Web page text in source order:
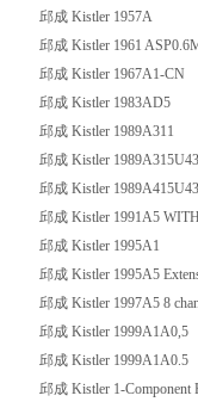
邱成 Kistler 1957A
邱成 Kistler 1961
邱成 Kistler 1967A1-CN
邱成 Kistler 1983AD5
邱成 Kistler 1989A311
邱成 Kistler 1989A315U43
邱成 Kistler 1989A415U43
邱成 Kistler 1991A5
邱成 Kistler 1995A1
邱成 Kistler 1995A5
邱成 Kistler 1997A5 8
邱成 Kistler 1999A1A0,5
邱成 Kistler 1999A1A0.5
邱成 Kistler 1-Component